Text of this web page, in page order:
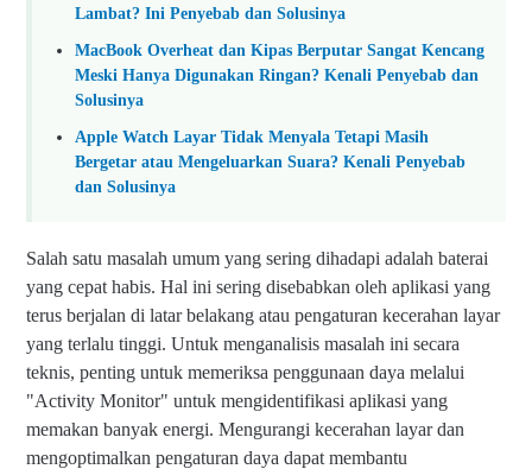
Lambat? Ini Penyebab dan Solusinya
MacBook Overheat dan Kipas Berputar Sangat Kencang
Meski Hanya Digunakan Ringan? Kenali Penyebab dan
Solusinya
Apple Watch Layar Tidak Menyala Tetapi Masih
Bergetar atau Mengeluarkan Suara? Kenali Penyebab
dan Solusinya
Salah satu masalah umum yang sering dihadapi adalah baterai
yang cepat habis. Hal ini sering disebabkan oleh aplikasi yang
terus berjalan di latar belakang atau pengaturan kecerahan layar
yang terlalu tinggi. Untuk menganalisis masalah ini secara
teknis, penting untuk memeriksa penggunaan daya melalui
"Activity Monitor" untuk mengidentifikasi aplikasi yang
memakan banyak energi. Mengurangi kecerahan layar dan
mengoptimalkan pengaturan daya dapat membantu